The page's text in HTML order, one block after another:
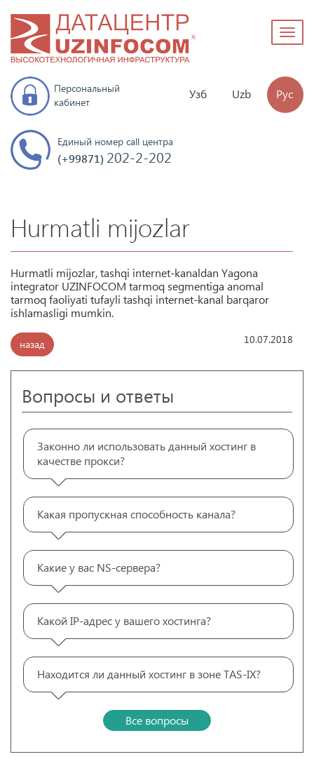
Узб Uzb Рус
Персональный
кабинет
Единый номер call центра
(+99871) 202-2-202
Hurmatli mijozlar
Hurmatli mijozlar, tashqi internet-kanaldan Yagona
integrator UZINFOCOM tarmoq segmentiga anomal
tarmoq faoliyati tufayli tashqi internet-kanal barqaror
ishlamasligi mumkin.
назад 10.07.2018
Вопросы и ответы
Законно ли использовать данный хостинг в
качестве прокси?
Какая пропускная способность канала?
Какие у вас NS-сервера?
Какой IP-адрес у вашего хостинга?
Находится ли данный хостинг в зоне TAS-IX?
Все вопросы